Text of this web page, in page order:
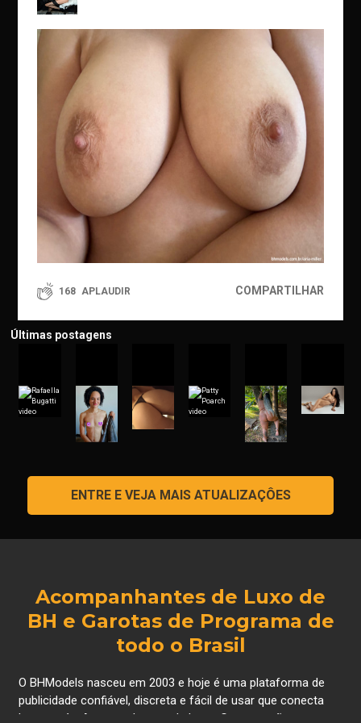
168 APLAUDIR COMPARTILHAR
Últimas postagens
ENTRE E VEJA MAIS ATUALIZAÇÔES
Acompanhantes de Luxo de
BH e Garotas de Programa de
todo o Brasil
O BHModels nasceu em 2003 e hoje é uma plataforma de
publicidade confiável, discreta e fácil de usar que conecta
homens às Acompanhantes de Luxo, Gps, que são